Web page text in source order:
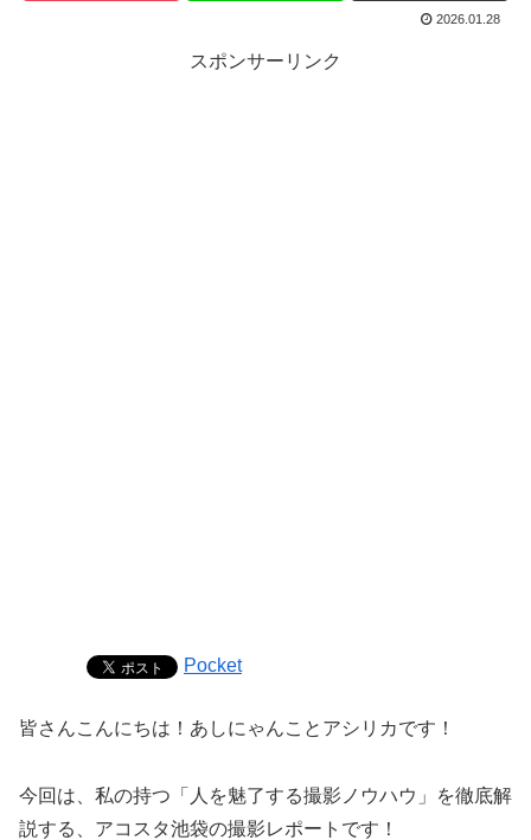
2026.01.28
スポンサーリンク
Pocket
皆さんこんにちは！あしにゃんことアシリカです！
今回は、私の持つ「人を魅了する撮影ノウハウ」を徹底解
説する、アコスタ池袋の撮影レポートです！